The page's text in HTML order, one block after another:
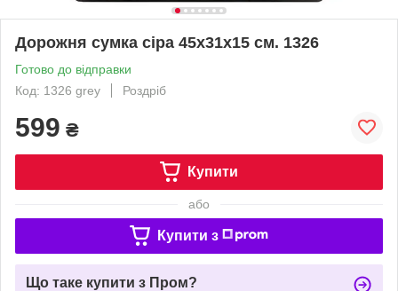
Дорожня сумка сіра 45х31х15 см. 1326
Готово до відправки
Код: 1326 grey
Роздріб
599 ₴
Купити
або
Купити з
Що таке купити з Пром?